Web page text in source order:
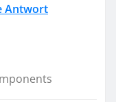
Antwort